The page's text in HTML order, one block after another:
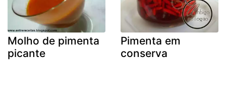
Molho de pimenta
picante
Pimenta em
conserva